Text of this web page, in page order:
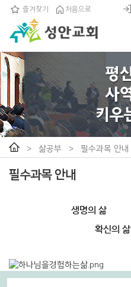
즐겨찾기 처음으로
> 삶공부 > 필수과목 안내
필수과목 안내
생명의 삶
확신의 삶